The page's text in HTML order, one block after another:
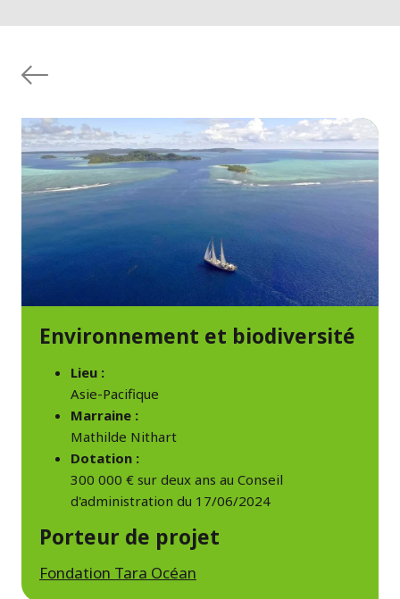
Environnement et biodiversité
Lieu :
Asie-Pacifique
Marraine :
Mathilde Nithart
Dotation :
300 000 € sur deux ans au Conseil
d'administration du 17/06/2024
Porteur de projet
Fondation Tara Océan